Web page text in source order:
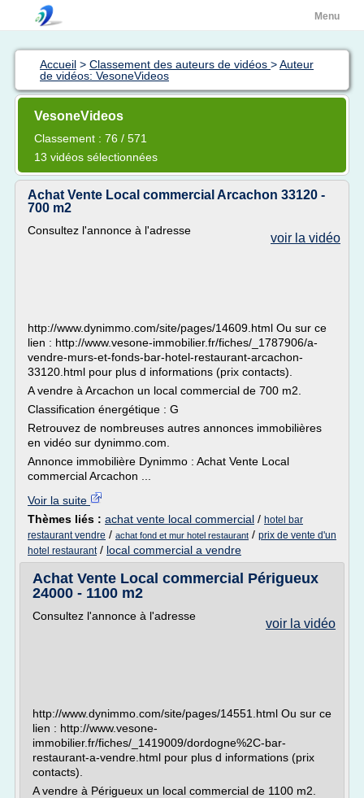
Menu
Accueil > Classement des auteurs de vidéos >Auteur
de vidéos: VesoneVideos
VesoneVideos
Classement : 76 / 571
13 vidéos sélectionnées
Achat Vente Local commercial Arcachon 33120 -
700 m2
voir la vidéo
Consultez l'annonce à l'adresse
http://www.dynimmo.com/site/pages/14609.html Ou sur ce
lien : http://www.vesone-immobilier.fr/fiches/_1787906/a-
vendre-murs-et-fonds-bar-hotel-restaurant-arcachon-
33120.html pour plus d informations (prix contacts).
A vendre à Arcachon un local commercial de 700 m2.
Classification énergétique : G
Retrouvez de nombreuses autres annonces immobilières
en vidéo sur dynimmo.com.
Annonce immobilière Dynimmo : Achat Vente Local
commercial Arcachon ...
Voir la suite
Thèmes liés : achat vente local commercial / hotel bar
restaurant vendre / achat fond et mur hotel restaurant / prix de vente d'un
hotel restaurant/ local commercial a vendre
Achat Vente Local commercial Périgueux
24000 - 1100 m2
voir la vidéo
Consultez l'annonce à l'adresse
http://www.dynimmo.com/site/pages/14551.html Ou sur ce
lien : http://www.vesone-
immobilier.fr/fiches/_1419009/dordogne%2C-bar-
restaurant-a-vendre.html pour plus d informations (prix
contacts).
A vendre à Périgueux un local commercial de 1100 m2.